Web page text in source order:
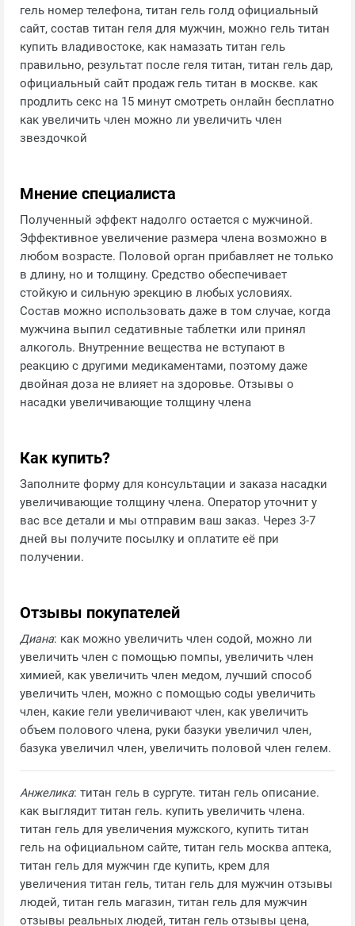
гель номер телефона, титан гель голд официальный
сайт, состав титан геля для мужчин, можно гель титан
купить владивостоке, как намазать титан гель
правильно, результат после геля титан, титан гель дар,
официальный сайт продаж гель титан в москве. как
продлить секс на 15 минут смотреть онлайн бесплатно
как увеличить член можно ли увеличить член
звездочкой
Мнение специалиста
Полученный эффект надолго остается с мужчиной.
Эффективное увеличение размера члена возможно в
любом возрасте. Половой орган прибавляет не только
в длину, но и толщину. Средство обеспечивает
стойкую и сильную эрекцию в любых условиях.
Состав можно использовать даже в том случае, когда
мужчина выпил седативные таблетки или принял
алкоголь. Внутренние вещества не вступают в
реакцию с другими медикаментами, поэтому даже
двойная доза не влияет на здоровье. Отзывы о
насадки увеличивающие толщину члена
Как купить?
Заполните форму для консультации и заказа насадки
увеличивающие толщину члена. Оператор уточнит у
вас все детали и мы отправим ваш заказ. Через 3-7
дней вы получите посылку и оплатите её при
получении.
Отзывы покупателей
Диана: как можно увеличить член содой, можно ли
увеличить член с помощью помпы, увеличить член
химией, как увеличить член медом, лучший способ
увеличить член, можно с помощью соды увеличить
член, какие гели увеличивают член, как увеличить
объем полового члена, руки базуки увеличил член,
базука увеличил член, увеличить половой член гелем.
Анжелика: титан гель в сургуте. титан гель описание.
как выглядит титан гель. купить увеличить члена.
титан гель для увеличения мужского, купить титан
гель на официальном сайте, титан гель москва аптека,
титан гель для мужчин где купить, крем для
увеличения титан гель, титан гель для мужчин отзывы
людей, титан гель магазин, титан гель для мужчин
отзывы реальных людей, титан гель отзывы цена,